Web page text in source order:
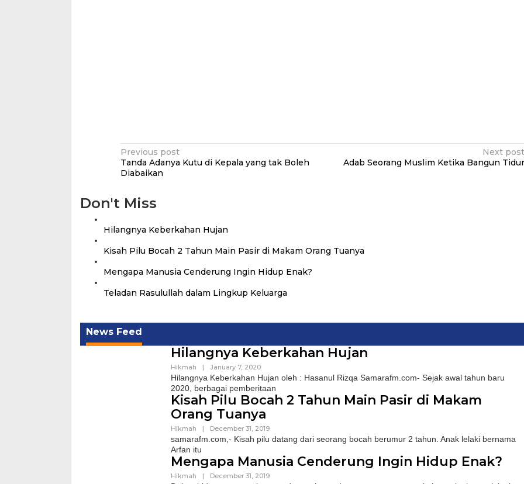
Post
navigation
Previous post
Tanda Adanya Kutu di Kepala yang tak Boleh
Diabaikan
Next post
Adab Seorang Muslim Ketika Bangun Tidur
Don't Miss
Hilangnya Keberkahan Hujan
Kisah Pilu Bocah 2 Tahun Main Pasir di Makam Orang Tuanya
Mengapa Manusia Cenderung Ingin Hidup Enak?
Teladan Rasulullah dalam Lingkup Keluarga
News Feed
Hilangnya Keberkahan Hujan
Hikmah | January 7, 2020
Hilangnya Keberkahan Hujan oleh : Hasanul Rizqa Samarafm.com- Sejak awal tahun baru
2020, berbagai pemberitaan
Kisah Pilu Bocah 2 Tahun Main Pasir di Makam
Orang Tuanya
Hikmah | December 31, 2019
samarafm.com,- Kisah pilu datang dari seorang bocah berumur 2 tahun. Anak lelaki bernama
Arfan itu
Mengapa Manusia Cenderung Ingin Hidup Enak?
Hikmah | December 31, 2019